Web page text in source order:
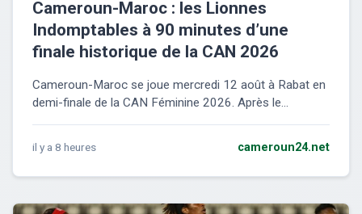
Cameroun-Maroc : les Lionnes
Indomptables à 90 minutes d’une
finale historique de la CAN 2026
Cameroun-Maroc se joue mercredi 12 août à Rabat en
demi-finale de la CAN Féminine 2026. Après le...
il y a 8 heures cameroun24.net